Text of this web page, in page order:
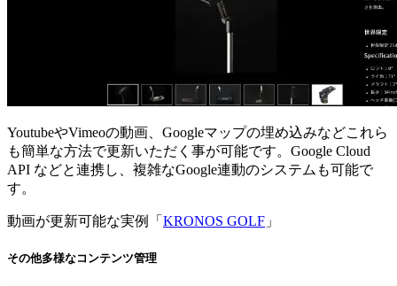
YoutubeやVimeoの動画、Googleマップの埋め込みなどこれら
も簡単な方法で更新いただく事が可能です。Google Cloud
API などと連携し、複雑なGoogle連動のシステムも可能で
す。
動画が更新可能な実例「 KRONOS GOLF 」
その他多様なコンテンツ管理